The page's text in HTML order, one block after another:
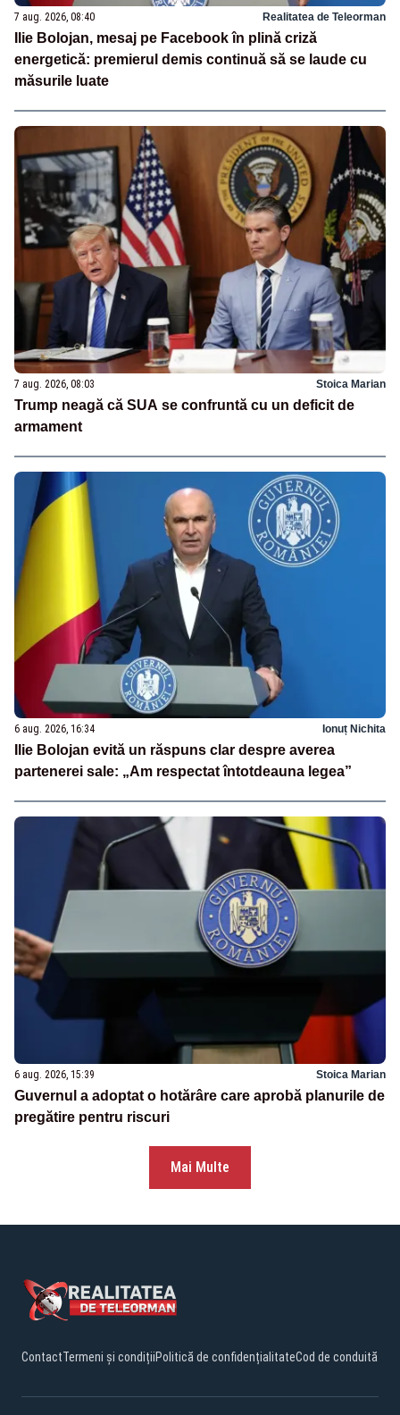
7 aug. 2026, 08:40 Realitatea de Teleorman
Ilie Bolojan, mesaj pe Facebook în plină criză
energetică: premierul demis continuă să se laude cu
măsurile luate
7 aug. 2026, 08:03 Stoica Marian
Trump neagă că SUA se confruntă cu un deficit de
armament
6 aug. 2026, 16:34 Ionuț Nichita
Ilie Bolojan evită un răspuns clar despre averea
partenerei sale: „Am respectat întotdeauna legea”
6 aug. 2026, 15:39 Stoica Marian
Guvernul a adoptat o hotărâre care aprobă planurile de
pregătire pentru riscuri
Mai Multe
ContactTermeni și condițiiPolitică de confidențialitateCod de conduită